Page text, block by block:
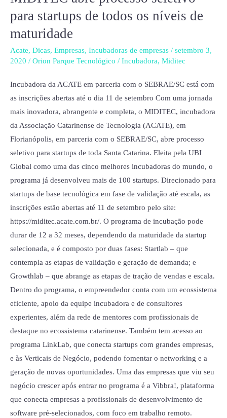
para startups de todos os níveis de
maturidade
Acate, Dicas, Empresas, Incubadoras de empresas / setembro 3,
2020 / Orion Parque Tecnológico / Incubadora, Miditec
Incubadora da ACATE em parceria com o SEBRAE/SC está com
as inscrições abertas até o dia 11 de setembro Com uma jornada
mais inovadora, abrangente e completa, o MIDITEC, incubadora
da Associação Catarinense de Tecnologia (ACATE), em
Florianópolis, em parceria com o SEBRAE/SC, abre processo
seletivo para startups de toda Santa Catarina. Eleita pela UBI
Global como uma das cinco melhores incubadoras do mundo, o
programa já desenvolveu mais de 100 startups. Direcionado para
startups de base tecnológica em fase de validação até escala, as
inscrições estão abertas até 11 de setembro pelo site:
https://miditec.acate.com.br/. O programa de incubação pode
durar de 12 a 32 meses, dependendo da maturidade da startup
selecionada, e é composto por duas fases: Startlab – que
contempla as etapas de validação e geração de demanda; e
Growthlab – que abrange as etapas de tração de vendas e escala.
Dentro do programa, o empreendedor conta com um ecossistema
eficiente, apoio da equipe incubadora e de consultores
experientes, além da rede de mentores com profissionais de
destaque no ecossistema catarinense. Também tem acesso ao
programa LinkLab, que conecta startups com grandes empresas,
e às Verticais de Negócio, podendo fomentar o networking e a
geração de novas oportunidades. Uma das empresas que viu seu
negócio crescer após entrar no programa é a Vibbra!, plataforma
que conecta empresas a profissionais de desenvolvimento de
software pré-selecionados, com foco em trabalho remoto.
processo
seletivo
para
startups